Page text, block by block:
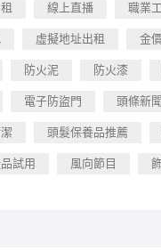
線上直播 職業
虛擬地址出租 金
防火泥 防火漆
電子防盜門 頭條新聞
頭髮保養品推薦
試用 風向節目